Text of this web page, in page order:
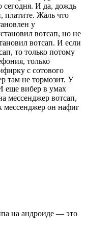
И да, дождь
платите. Жаль что
у
вотсап, но не
вотсап. И если
то только потому
только
с сотового
там не тормозит. У
еще вибер в умах
мессенджер вотсап,
мессенджер он нафиг
на андроиде — это